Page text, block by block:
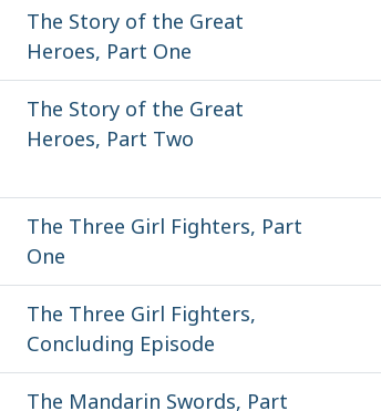
The Story of the Great
Heroes, Part One
The Story of the Great
Heroes, Part Two
The Three Girl Fighters, Part
One
The Three Girl Fighters,
Concluding Episode
The Mandarin Swords, Part